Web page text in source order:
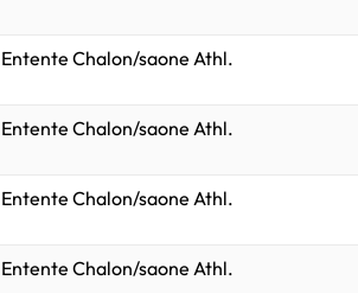
Entente Chalon/saone Athl.
Entente Chalon/saone Athl.
Entente Chalon/saone Athl.
Entente Chalon/saone Athl.